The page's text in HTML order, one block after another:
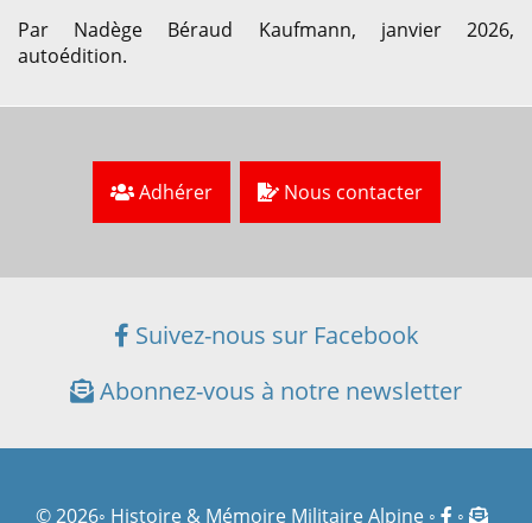
Par Nadège Béraud Kaufmann, janvier 2026,
autoédition.
Adhérer Nous contacter
Suivez-nous sur Facebook
Abonnez-vous à notre newsletter
© 2026◦ Histoire & Mémoire Militaire Alpine ◦ ◦